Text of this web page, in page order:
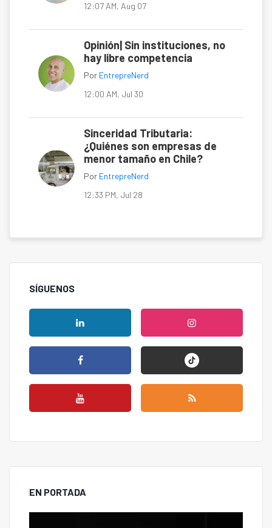
12:07 AM, Aug 07
Opinión| Sin instituciones, no
hay libre competencia
Por EntrepreNerd
12:00 AM, Jul 30
Sinceridad Tributaria:
¿Quiénes son empresas de
menor tamaño en Chile?
Por EntrepreNerd
12:33 PM, Jul 28
SÍGUENOS
EN PORTADA